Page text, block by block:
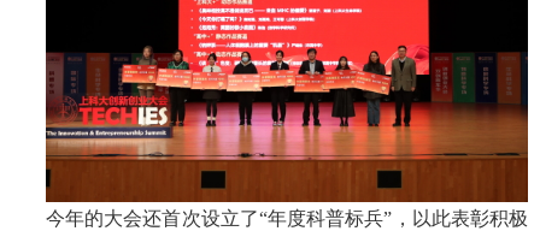
今年的大会还首次设立了“年度科普标兵”，以此表彰积极